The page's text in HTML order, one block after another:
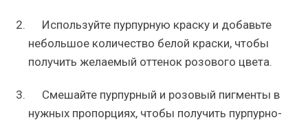
Используйте пурпурную краску и добавьте
небольшое количество белой краски, чтобы
получить желаемый оттенок розового цвета.
Смешайте пурпурный и розовый пигменты в
нужных пропорциях, чтобы получить пурпурно-